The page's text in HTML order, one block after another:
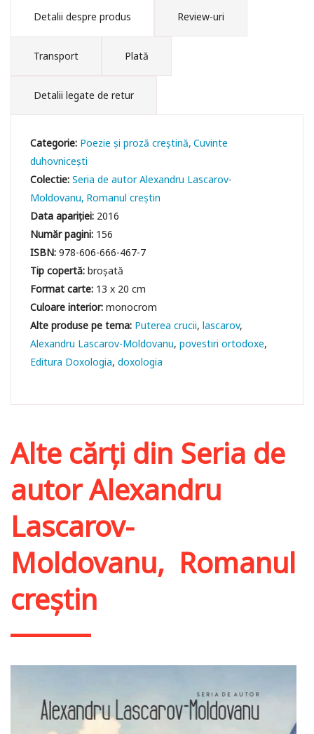
Detalii despre produs Review-uri
Transport Plată
Detalii legate de retur
Categorie: Poezie și proză creștină Cuvinte
duhovniceşti
Colectie:Seria de autor Alexandru Lascarov-
Moldovanu Romanul creștin
Data apariției: 2016
Număr pagini: 156
ISBN:978-606-666-467-7
Tip copertă:broșată
Format carte: 13 x 20 cm
Culoare interior:monocrom
Puterea crucii lascarov
Alexandru Lascarov-Moldovanu povestiri ortodoxe
Editura Doxologia doxologia
Alte cărți din Seria de
autor Alexandru
Lascarov-
Moldovanu, Romanul
creștin